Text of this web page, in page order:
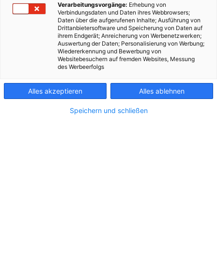
Verarbeitungsvorgänge: Erhebung von
Verbindungsdaten und Daten ihres Webbrowsers;
Daten über die aufgerufenen Inhalte; Ausführung von
Drittanbietersoftware und Speicherung von Daten auf
ihrem Endgerät; Anreicherung von Werbenetzwerken;
Auswertung der Daten; Personalisierung von Werbung;
Wiedererkennung und Bewerbung von
Websitebesuchern auf fremden Websites, Messung
des Werbeerfolgs
Alles akzeptieren Alles ablehnen
Speichern und schließen